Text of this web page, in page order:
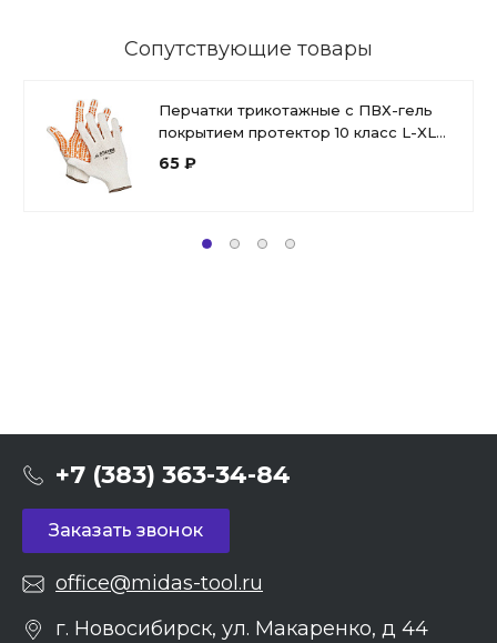
Сопутствующие товары
Перчатки трикотажные с ПВХ-гель
покрытием протектор 10 класс L-XL
STAYER TRACK
65 ₽
+7 (383) 363-34-84
Заказать звонок
office@midas-tool.ru
г. Новосибирск, ул. Макаренко, д 44